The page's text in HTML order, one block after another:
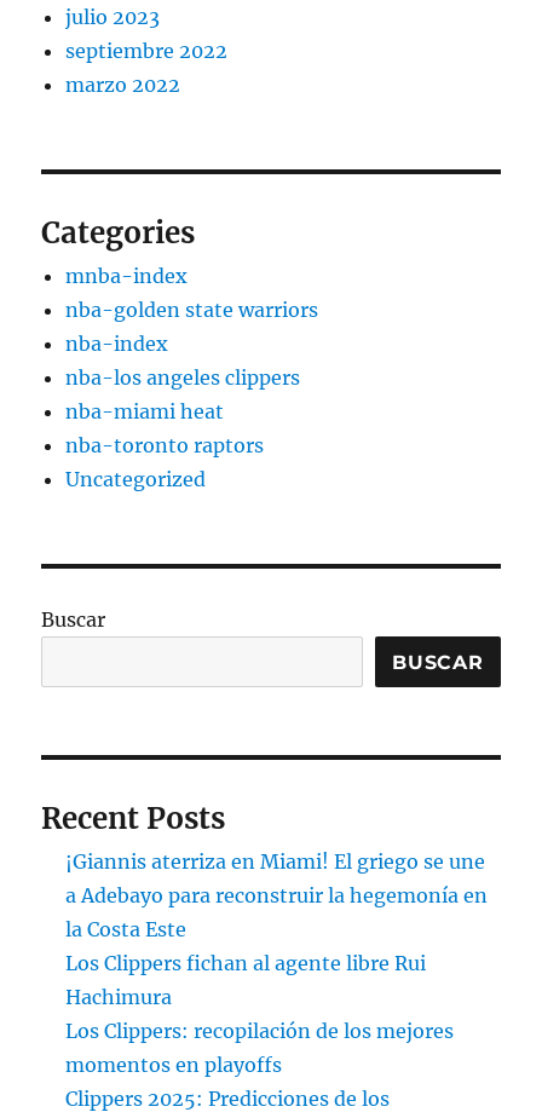
julio 2023
septiembre 2022
marzo 2022
Categories
mnba-index
nba-golden state warriors
nba-index
nba-los angeles clippers
nba-miami heat
nba-toronto raptors
Uncategorized
Buscar
BUSCAR
Recent Posts
¡Giannis aterriza en Miami! El griego se une
a Adebayo para reconstruir la hegemonía en
la Costa Este
Los Clippers fichan al agente libre Rui
Hachimura
Los Clippers: recopilación de los mejores
momentos en playoffs
Clippers 2025: Predicciones de los